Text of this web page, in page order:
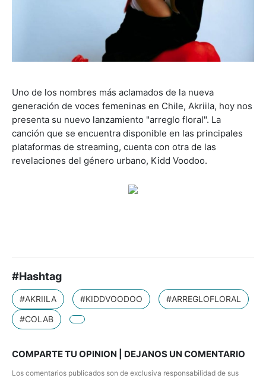
Uno de los nombres más aclamados de la nueva
generación de voces femeninas en Chile, Akriila, hoy nos
presenta su nuevo lanzamiento "arreglo floral". La
canción que se encuentra disponible en las principales
plataformas de streaming, cuenta con otra de las
revelaciones del género urbano, Kidd Voodoo.
#Hashtag
#AKRIILA #KIDDVOODOO
#ARREGLOFLORAL
#COLAB
COMPARTE TU OPINION | DEJANOS UN COMENTARIO
Los comentarios publicados son de exclusiva responsabilidad de sus